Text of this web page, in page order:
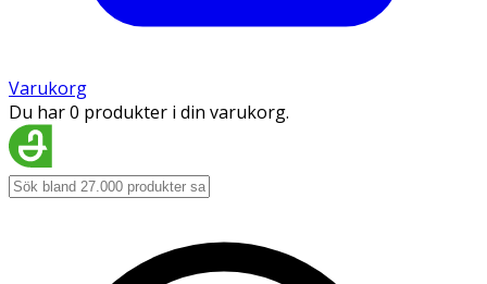
Varukorg
Du har 0 produkter i din varukorg.